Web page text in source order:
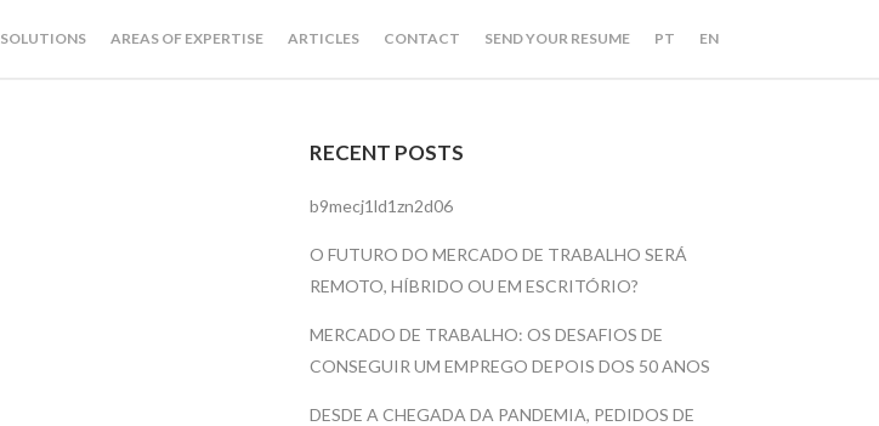
SOLUTIONS AREAS OF EXPERTISE ARTICLES CONTACT SEND YOUR RESUME PT EN
RECENT POSTS
b9mecj1ld1zn2d06
O FUTURO DO MERCADO DE TRABALHO SERÁ
REMOTO, HÍBRIDO OU EM ESCRITÓRIO?
MERCADO DE TRABALHO: OS DESAFIOS DE
CONSEGUIR UM EMPREGO DEPOIS DOS 50 ANOS
DESDE A CHEGADA DA PANDEMIA, PEDIDOS DE